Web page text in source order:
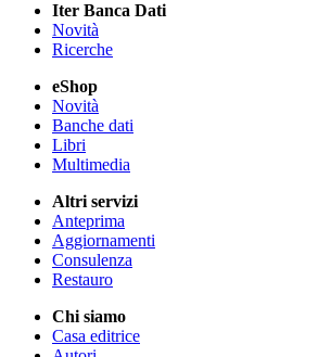
Iter Banca Dati
Novità
Ricerche
eShop
Novità
Banche dati
Libri
Multimedia
Altri servizi
Anteprima
Aggiornamenti
Consulenza
Restauro
Chi siamo
Casa editrice